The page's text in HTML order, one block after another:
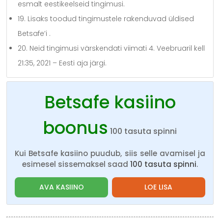
esmalt eestikeelseid tingimusi.
19. Lisaks toodud tingimustele rakenduvad üldised
Betsafe’i .
20. Neid tingimusi värskendati viimati 4. Veebruaril kell
21:35, 2021 – Eesti aja järgi.
Betsafe kasiino
boonus 100 tasuta spinni
Kui Betsafe kasiino puudub, siis selle avamisel ja
esimesel sissemaksel saad 100 tasuta spinni.
AVA KASIINO LOE LISA